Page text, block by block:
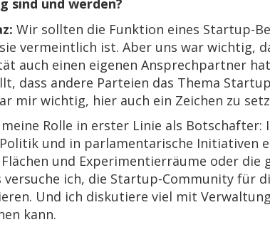
sind und werden?
Wir sollten die Funktion eines Startup-
vermeintlich ist. Aber uns war wichtig,
auch einen eigenen Ansprechpartner
dass andere Parteien das Thema
mir wichtig, hier auch ein Zeichen zu
Rolle in erster Linie als
und in parlamentarische Initiativen
und Experimentierräume oder
versuche ich, die Startup-Community für
Und ich diskutiere viel mit
kann.